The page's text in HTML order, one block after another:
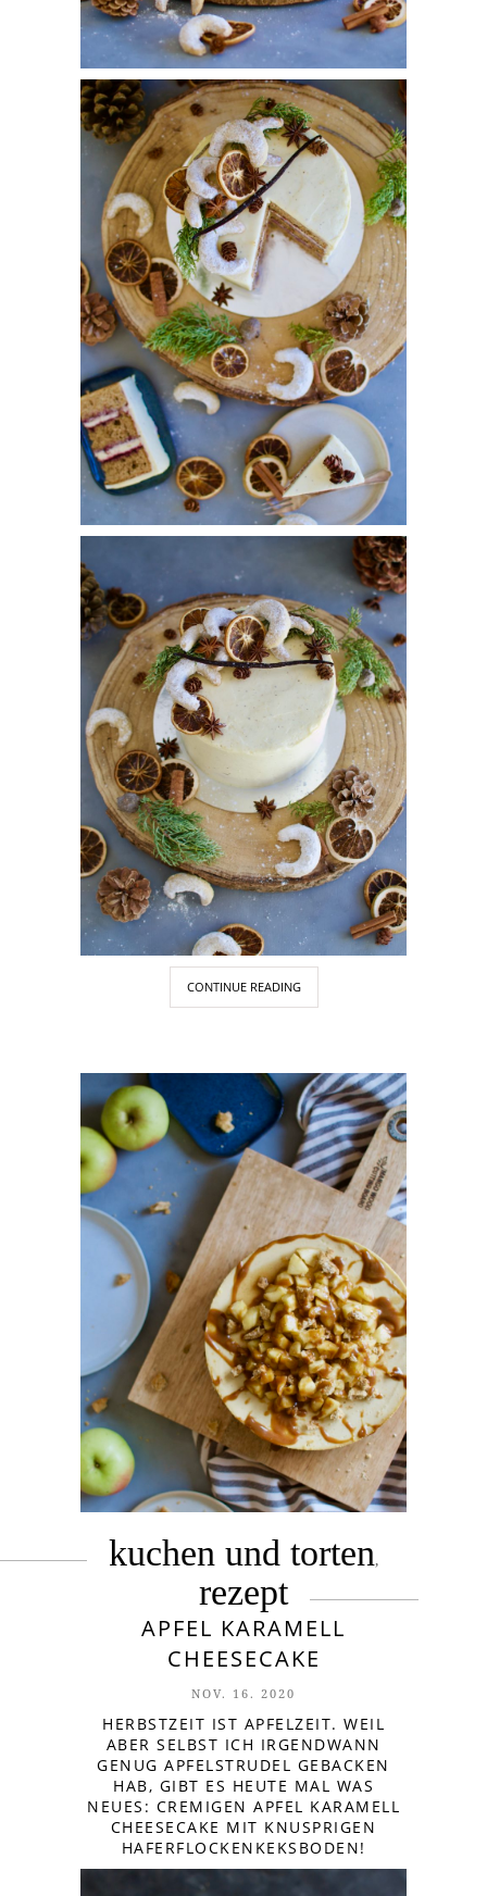
CONTINUE READING
kuchen und torten,
rezept
APFEL KARAMELL
CHEESECAKE
NOV. 16. 2020
HERBSTZEIT IST APFELZEIT. WEIL
ABER SELBST ICH IRGENDWANN
GENUG APFELSTRUDEL GEBACKEN
HAB, GIBT ES HEUTE MAL WAS
NEUES: CREMIGEN APFEL KARAMELL
CHEESECAKE MIT KNUSPRIGEN
HAFERFLOCKENKEKSBODEN!